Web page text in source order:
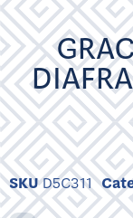
SKUD5C311